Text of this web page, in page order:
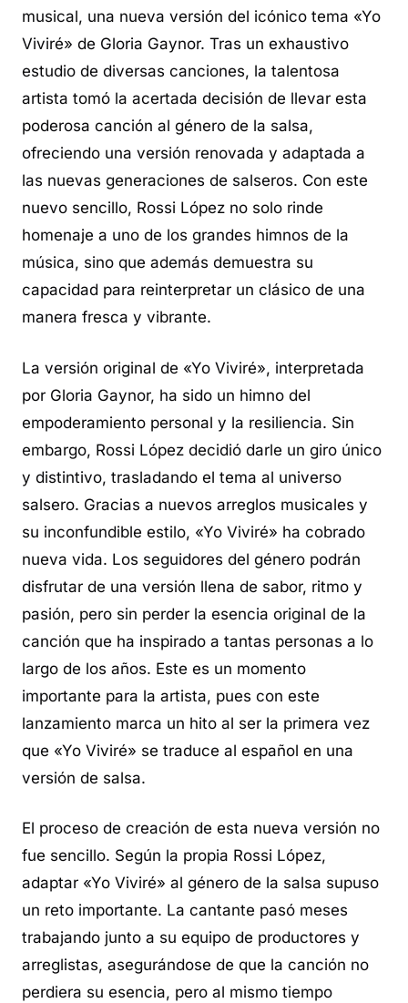
musical, una nueva versión del icónico tema «Yo
Viviré» de Gloria Gaynor. Tras un exhaustivo
estudio de diversas canciones, la talentosa
artista tomó la acertada decisión de llevar esta
poderosa canción al género de la salsa,
ofreciendo una versión renovada y adaptada a
las nuevas generaciones de salseros. Con este
nuevo sencillo, Rossi López no solo rinde
homenaje a uno de los grandes himnos de la
música, sino que además demuestra su
capacidad para reinterpretar un clásico de una
manera fresca y vibrante.
La versión original de «Yo Viviré», interpretada
por Gloria Gaynor, ha sido un himno del
empoderamiento personal y la resiliencia. Sin
embargo, Rossi López decidió darle un giro único
y distintivo, trasladando el tema al universo
salsero. Gracias a nuevos arreglos musicales y
su inconfundible estilo, «Yo Viviré» ha cobrado
nueva vida. Los seguidores del género podrán
disfrutar de una versión llena de sabor, ritmo y
pasión, pero sin perder la esencia original de la
canción que ha inspirado a tantas personas a lo
largo de los años. Este es un momento
importante para la artista, pues con este
lanzamiento marca un hito al ser la primera vez
que «Yo Viviré» se traduce al español en una
versión de salsa.
El proceso de creación de esta nueva versión no
fue sencillo. Según la propia Rossi López,
adaptar «Yo Viviré» al género de la salsa supuso
un reto importante. La cantante pasó meses
trabajando junto a su equipo de productores y
arreglistas, asegurándose de que la canción no
perdiera su esencia, pero al mismo tiempo